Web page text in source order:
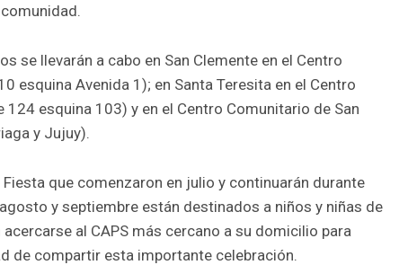
se llevarán a cabo en San Clemente en el Centro
esquina Avenida 1); en Santa Teresita en el Centro
esquina 103) y en el Centro Comunitario de San
y Jujuy).
que comenzaron en julio y continuarán durante
y septiembre están destinados a niños y niñas de
al CAPS más cercano a su domicilio para
de compartir esta importante celebración.